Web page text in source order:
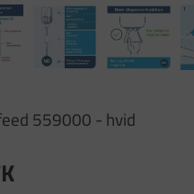
559000 - hvid